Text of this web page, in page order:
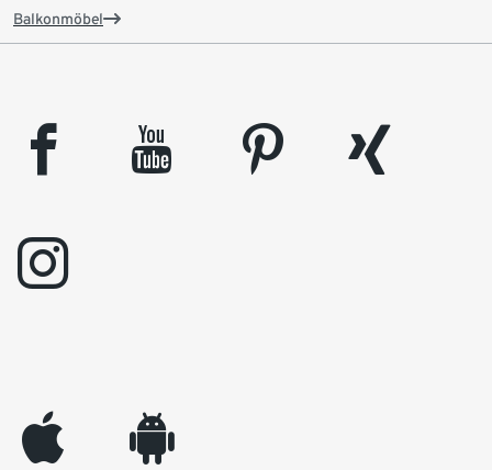
Balkonmöbel
facebook youtube pinterest
xing
instagram
appleinc android